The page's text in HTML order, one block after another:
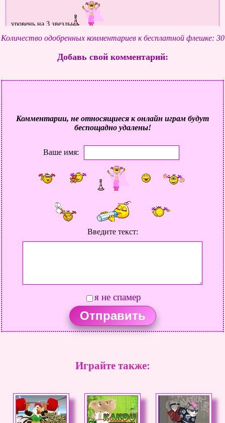
уровень на 3 звезды
рада что увидела именно её. Она быстро загружается...
Игра просто прекрасна!!! Я такой игры никогда не видела в своей
Супер, а девочка улитка просто красавица
да и игра сама по себе
Светик-Семицветик
Этот сайт замечательный, я на нем много раз играла! Особенно
мне нравится "Улитка Боб 5 - история любви"Весело и
клевый и красивый
Количество одобренных комментариев к бесплатной флешке: 30
Добавь свой комментарий:
Комментарии, не относящиеся к онлайн играм будут
беспощадно удалены!
Ваше имя:
Введите текст:
я не спамер
Играйте также: